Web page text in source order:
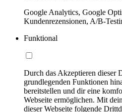
Google Analytics, Google
Kundenrezensionen, A/B-
Funktional
Durch das Akzeptieren dieser
grundlegenden Funktionen
bereitstellen und dir eine
Webseite ermöglichen. Mit
dieser Webseite folgende